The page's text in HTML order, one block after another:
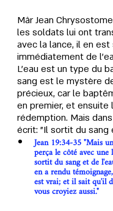
Mâr Jean
les soldats lui ont
avec la lance, il en est
immédiatement de
L'eau est un type du
sang est le mystère
précieux, car le
en premier, et ensuite
rédemption. Mais
écrit: "Il sortit du sang
Jean 19:34-35 "Mais
perça le côté avec
sortit du sang et de
en a rendu
est vrai; et il sait qu'il
vous croyiez aussi."